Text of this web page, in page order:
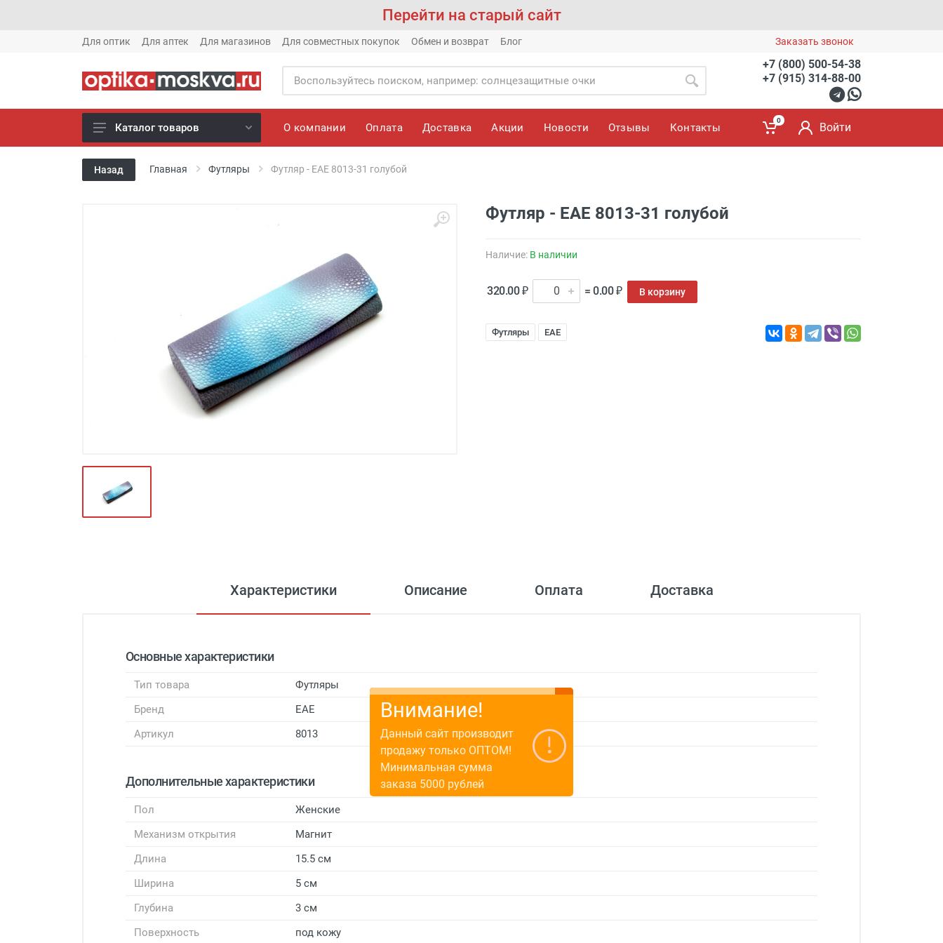
Перейти на старый сайт
Для оптик Для аптек Для магазинов Для совместных покупок Обмен и возврат Блог Заказать звонок
+7 (800) 500-54-38
+7 (915) 314-88-00
Новое готовые очки (1621)
Новое солнце (1613)
Футляры и мешки (1412)
Красота и здоровье (353)
Атрибуты для оптики (59)
Каталог товаров О компании Оплата Доставка Акции Новости Отзывы Контакты
0
Войти
Назад Главная Футляры Футляр - EAE 8013-31 голубой
Футляр - EAE 8013-31 голубой
Наличие: В наличии
320.00 ₽ = 0.00 ₽ В корзину
Футляры EAE
Характеристики Описание Оплата Доставка
Основные характеристики
Тип товара
Футляры
Бренд
EAE
Артикул
8013
Дополнительные характеристики
Пол
Женские
Механизм открытия
Магнит
Длина
15.5 см
Ширина
5 см
Глубина
3 см
Поверхность
под кожу
Внимание!
Данный сайт производит
продажу только ОПТОМ!
Минимальная сумма
заказа 5000 рублей